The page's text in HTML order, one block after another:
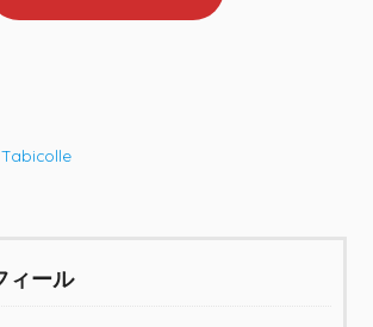
Tabicolle
ィール